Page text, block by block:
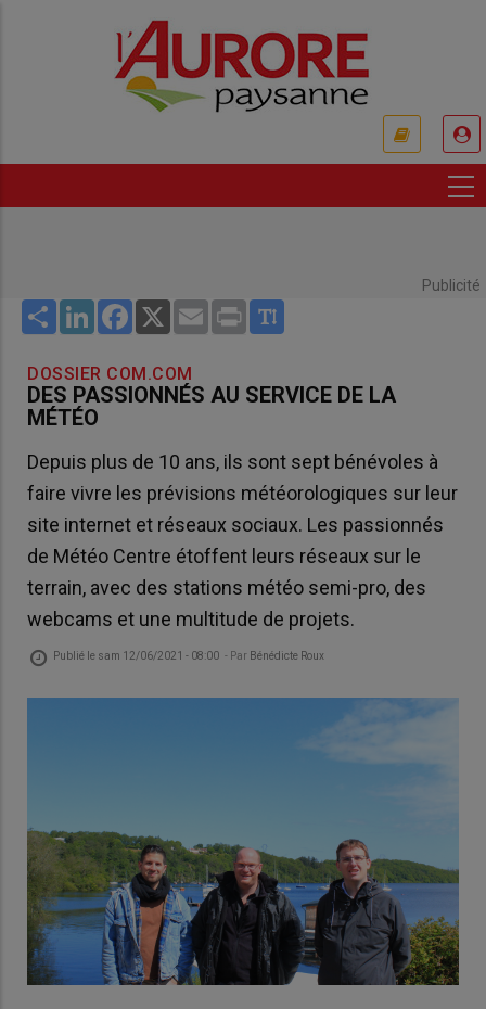
Publicité
Share LinkedInFacebook
X Email Print
DOSSIER COM.COM
DES PASSIONNÉS AU SERVICE DE LA
MÉTÉO
Depuis plus de 10 ans, ils sont sept bénévoles à
faire vivre les prévisions météorologiques sur leur
site internet et réseaux sociaux. Les passionnés
de Météo Centre étoffent leurs réseaux sur le
terrain, avec des stations météo semi-pro, des
webcams et une multitude de projets.
Publié le sam 12/06/2021 - 08:00 - Par Bénédicte Roux